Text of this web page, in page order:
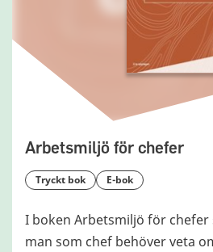
Arbetsmiljö för chefer
tryckt bok e-bok
I boken Arbetsmiljö för
man som chef behöver veta